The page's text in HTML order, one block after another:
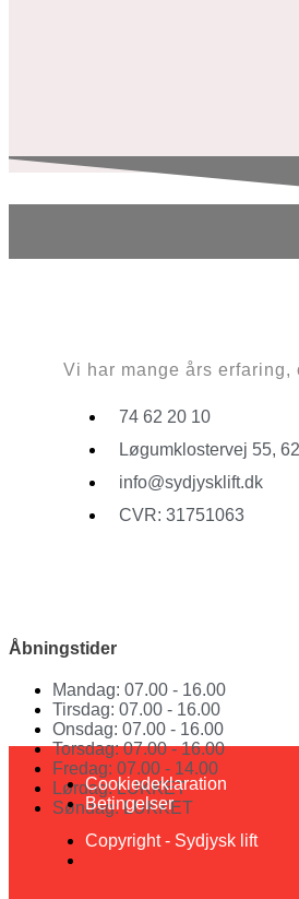
Vi har mange års
74 62 20 10
Løgumklostervej 55,
info@sydjysklift.dk
CVR: 31751063
Åbningstider
Mandag: 07.00 - 16.00
Tirsdag: 07.00 - 16.00
Onsdag: 07.00 - 16.00
Torsdag: 07.00 - 16.00
Fredag: 07.00 - 14.00
Lørdag: LUKKET
Søndag: LUKKET
Cookiedeklaration
Betingelser
Copyright - Sydjysk lift